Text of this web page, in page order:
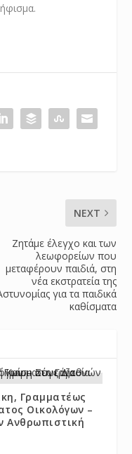
NEXT
Ζητάμε έλεγχο και των
λεωφορείων που
μεταφέρουν παιδιά, στη
νέα εκστρατεία της
για τα παιδικά
καθίσματα
Γραμματέως
Οικολόγων –
Ανθρωπιστική